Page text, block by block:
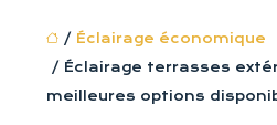
/ Éclairage économique
/ Éclairage terrasses
meilleures options